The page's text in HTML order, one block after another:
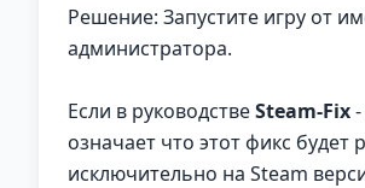
Решение: Запустите игру от
администратора.
Если в руководствеSteam-Fix
означает что этот фикс будет
исключительно на Steam